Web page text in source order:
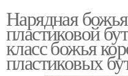
Нарядная
пластиковой
класс божья
пластиковых